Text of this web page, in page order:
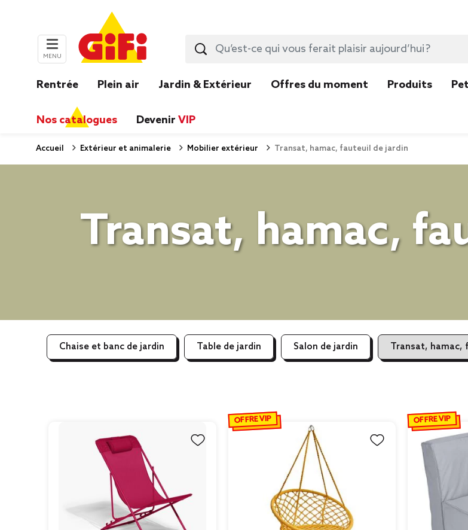
MENU
Rentrée Plein air Jardin & Extérieur Offres du moment Produits
Nos catalogues Devenir VIP
Accueil Extérieur et animalerie Mobilier extérieur Transat, hamac, fauteuil de jardin
Transat, hamac,
Chaise et banc de jardin Table de jardin Salon de jardin Transat, hamac,
OFFRE VIP OFFRE VIP